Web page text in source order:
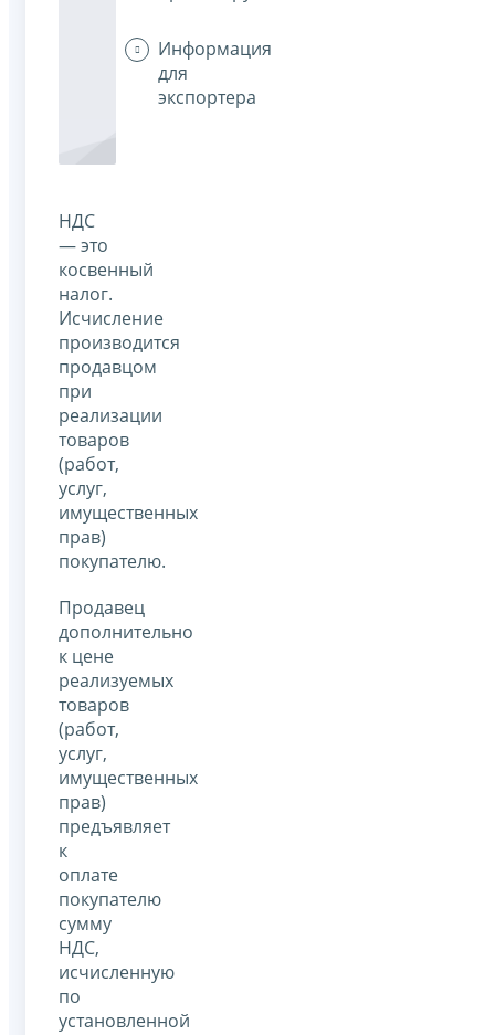
Информация
для
экспортера
НДС
— это
косвенный
налог.
Исчисление
производится
продавцом
при
реализации
товаров
(работ,
услуг,
имущественных
прав)
покупателю.
Продавец
дополнительно
к цене
реализуемых
товаров
(работ,
услуг,
имущественных
прав)
предъявляет
к
оплате
покупателю
сумму
НДС,
исчисленную
по
установленной